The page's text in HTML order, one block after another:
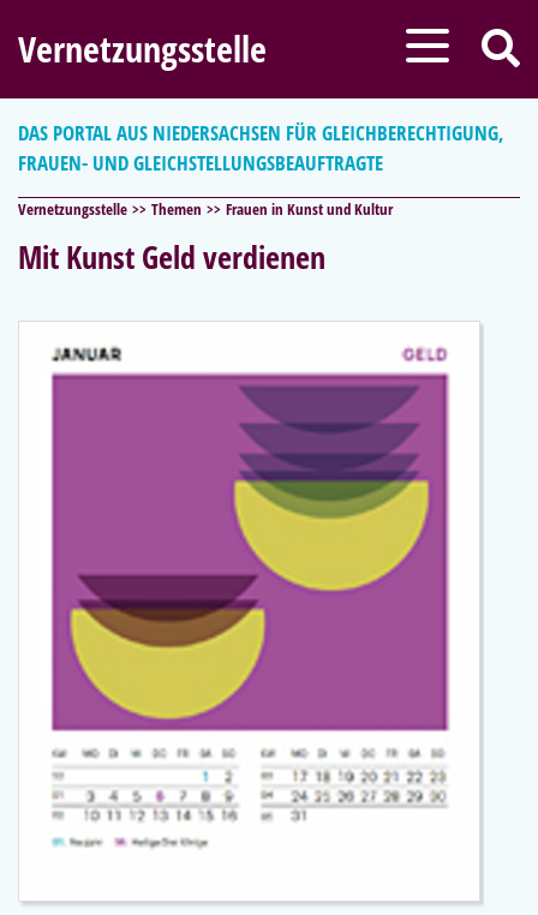
Vernetzungsstelle
DAS PORTAL AUS NIEDERSACHSEN FÜR GLEICHBERECHTIGUNG,
FRAUEN- UND GLEICHSTELLUNGSBEAUFTRAGTE
Vernetzungsstelle Themen Frauen in Kunst und Kultur
Mit Kunst Geld verdienen